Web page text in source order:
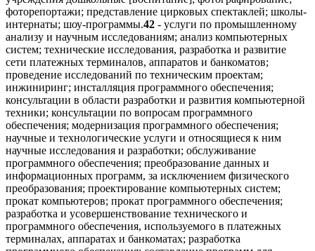
фоторепортажи; представление цирковых спектаклей; школы-
интернаты; шоу-программы.42 - услуги по промышленному
анализу и научным исследованиям; анализ компьютерных
систем; технические исследования, разработка и развитие
сети платежных терминалов, аппаратов и банкоматов;
проведение исследований по техническим проектам;
инжиниринг; инсталляция программного обеспечения;
консультации в области разработки и развития компьютерной
техники; консультации по вопросам программного
обеспечения; модернизация программного обеспечения;
научные и технологические услуги и относящиеся к ним
научные исследования и разработки; обслуживание
программного обеспечения; преобразование данных и
информационных программ, за исключением физического
преобразования; проектирование компьютерных систем;
прокат компьютеров; прокат программного обеспечения;
разработка и усовершенствование технического и
программного обеспечения, используемого в платежных
терминалах, аппаратах и банкоматах; разработка